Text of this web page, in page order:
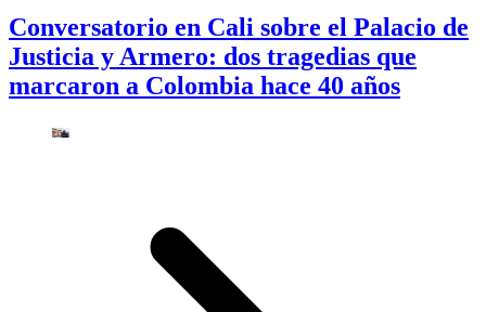
Conversatorio en Cali sobre el Palacio de
Justicia y Armero: dos tragedias que
marcaron a Colombia hace 40 años